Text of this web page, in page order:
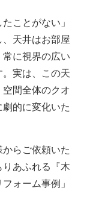
ことがない」
天井はお部屋
に視界の広い
実は、この天
間全体のクオ
的に変化いた
らご依頼いた
あふれる『木
ォーム事例」